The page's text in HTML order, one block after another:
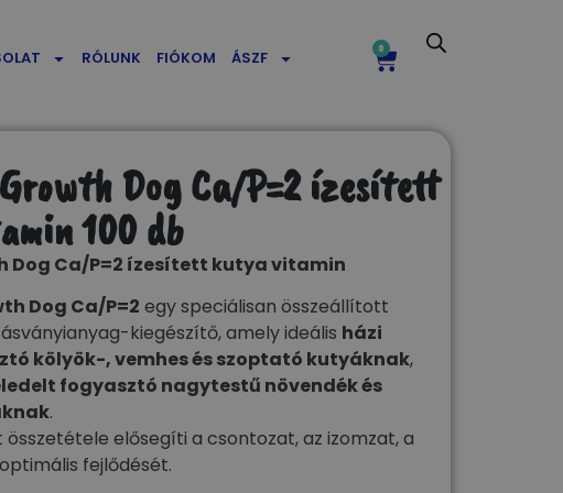
RÓLUNK FIÓKOM ÁSZF 0
Dog Ca/P=2 ízesített
100 db
Dog Ca/P=2 ízesített kutya vitamin
Dog Ca/P=2 egy speciálisan összeállított
kiegészítő, amely ideális házi
kölyök-, vemhes és szoptató kutyáknak,
fogyasztó nagytestű növendék és
.
összetétele elősegíti a csontozat, az izomzat, a
fejlődését.